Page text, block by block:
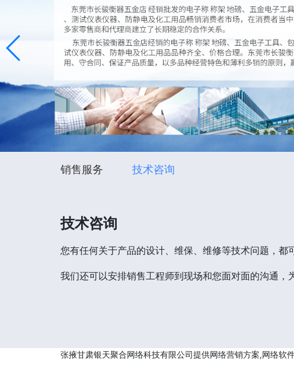
销售服务 技术咨询
技术咨询
您有任何关于产品的设计、维保、维修等技术问题，都
我们还可以安排销售工程师到现场和您面对面的沟通，
张掖甘肃银天聚合网络科技有限公司提供网络营销方案,网络